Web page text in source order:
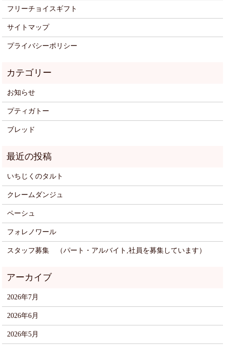
フリーチョイスギフト
サイトマップ
プライバシーポリシー
お知らせ
プティガトー
ブレッド
いちじくのタルト
クレームダンジュ
ペーシュ
フォレノワール
スタッフ募集 （パート・アルバイト,社員を募集しています）
2026年7月
2026年6月
2026年5月